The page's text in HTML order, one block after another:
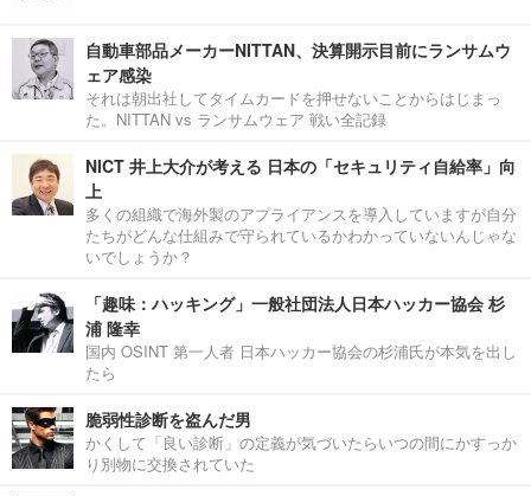
自動車部品メーカーNITTAN、決算開示目前にランサムウ
ェア感染
それは朝出社してタイムカードを押せないことからはじまっ
た。NITTAN vs ランサムウェア 戦い全記録
NICT 井上大介が考える 日本の「セキュリティ自給率」向
上
多くの組織で海外製のアプライアンスを導入していますが自分
たちがどんな仕組みで守られているかわかっていないんじゃな
いでしょうか？
「趣味：ハッキング」一般社団法人日本ハッカー協会 杉
浦 隆幸
国内 OSINT 第一人者 日本ハッカー協会の杉浦氏が本気を出し
たら
脆弱性診断を盗んだ男
かくして「良い診断」の定義が気づいたらいつの間にかすっか
り別物に交換されていた